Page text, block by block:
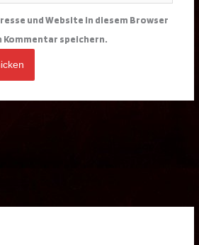
und Website in diesem Browser
Kommentar speichern.